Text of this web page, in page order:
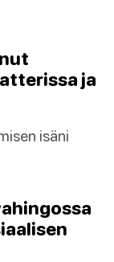
ja
isäni